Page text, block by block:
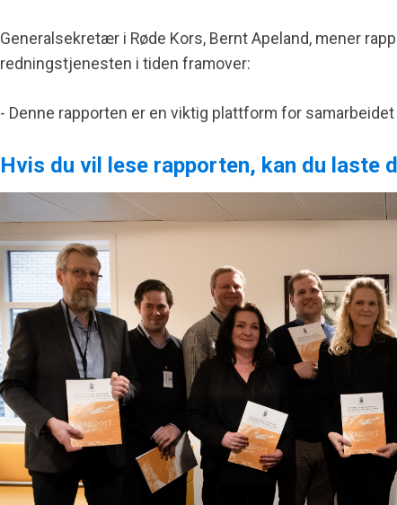
Generalsekretær i Røde Kors, Bernt Apeland, mener
redningstjenesten i tiden framover:
- Denne rapporten er en viktig plattform for
Hvis du vil lese rapporten, kan du laste